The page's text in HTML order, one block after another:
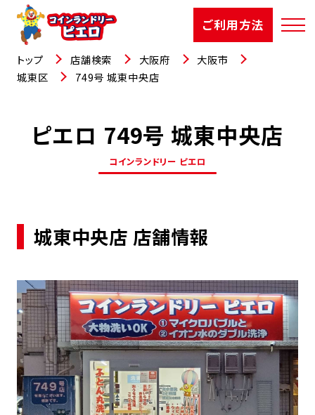
ご利用方法
店舗検索
選ばれる理由
お知らせ
お役立コラム
よくあるご質問
トップ 店舗検索 大阪府
大阪市
城東区
749号 城東中央店
ピエロ 749号 城東中央店
コインランドリー ピエロ
城東中央店 店舗情報